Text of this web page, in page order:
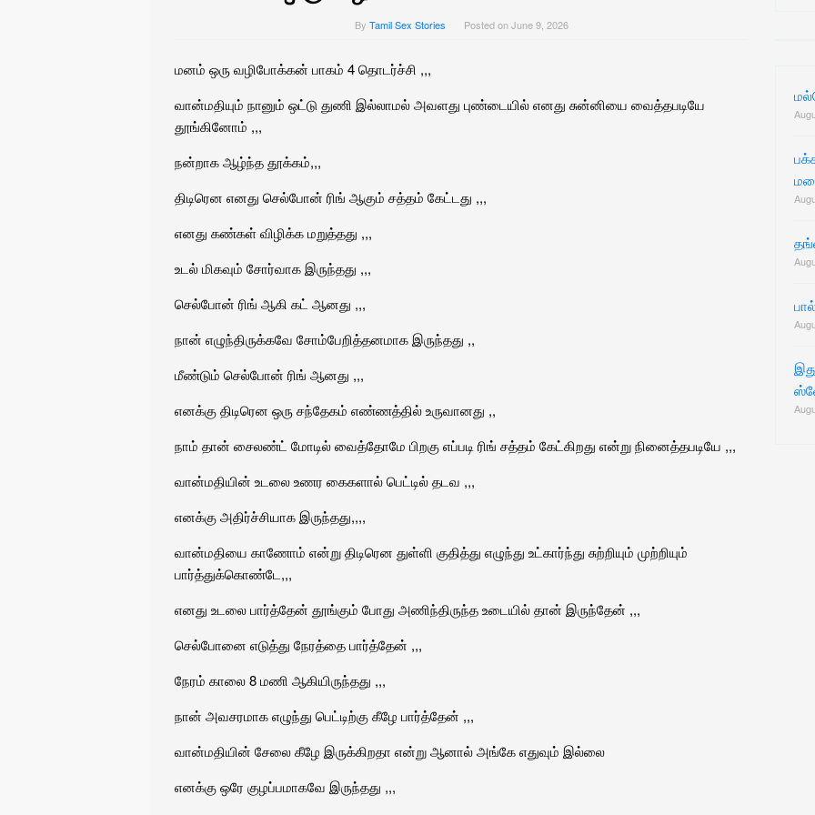
By Tamil Sex Stories Posted onJune 9, 2026
மனம் ஒரு வழிபோக்கன் பாகம் 4 தொடர்ச்சி ,,,
வான்மதியும் நானும் ஒட்டு துணி இல்லாமல் அவளது புண்டையில் எனது சுன்னியை வைத்தபடியே
தூங்கினோம் ,,,
நன்றாக ஆழ்ந்த தூக்கம்,,,
திடிரென எனது செல்போன் ரிங் ஆகும் சத்தம் கேட்டது ,,,
எனது கண்கள் விழிக்க மறுத்தது ,,,
உடல் மிகவும் சோர்வாக இருந்தது ,,,
செல்போன் ரிங் ஆகி கட் ஆனது ,,,
நான் எழுந்திருக்கவே சோம்பேறித்தனமாக இருந்தது ,,
மீண்டும் செல்போன் ரிங் ஆனது ,,,
எனக்கு திடிரென ஒரு சந்தேகம் எண்ணத்தில் உருவானது ,,
நாம் தான் சைலண்ட் மோடில் வைத்தோமே பிறகு எப்படி ரிங் சத்தம் கேட்கிறது என்று நினைத்தபடியே ,,,
வான்மதியின் உடலை உணர கைகளால் பெட்டில் தடவ ,,,
எனக்கு அதிர்ச்சியாக இருந்தது,,,,
வான்மதியை காணோம் என்று திடிரென துள்ளி குதித்து எழுந்து உட்கார்ந்து சுற்றியும் முற்றியும்
பார்த்துக்கொண்டே,,,
எனது உடலை பார்த்தேன் தூங்கும் போது அணிந்திருந்த உடையில் தான் இருந்தேன் ,,,
செல்போனை எடுத்து நேரத்தை பார்த்தேன் ,,,
நேரம் காலை 8 மணி ஆகியிருந்தது ,,,
நான் அவசரமாக எழுந்து பெட்டிற்கு கீழே பார்த்தேன் ,,,
வான்மதியின் சேலை கீழே இருக்கிறதா என்று ஆனால் அங்கே எதுவும் இல்லை
எனக்கு ஒரே குழப்பமாகவே இருந்தது ,,,